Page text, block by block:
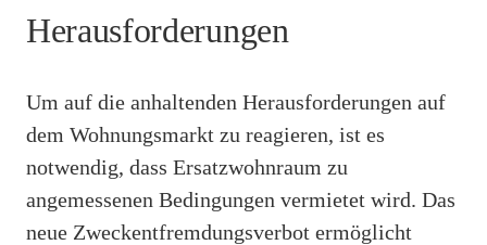
Herausforderungen
Um auf die anhaltenden Herausforderungen auf
dem Wohnungsmarkt zu reagieren, ist es
notwendig, dass Ersatzwohnraum zu
angemessenen Bedingungen vermietet wird. Das
neue Zweckentfremdungsverbot ermöglicht